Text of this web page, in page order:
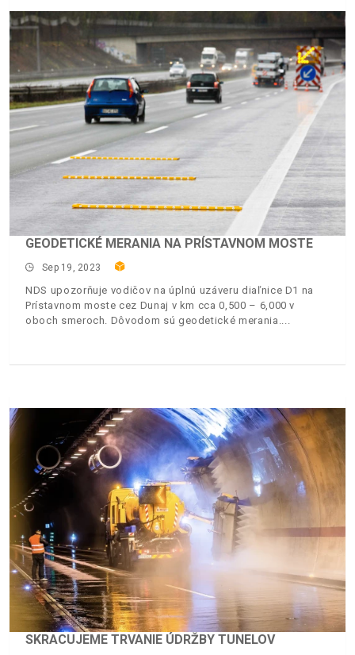
GEODETICKÉ MERANIA NA PRÍSTAVNOM MOSTE
Sep 19, 2023
NDS upozorňuje vodičov na úplnú uzáveru diaľnice D1 na
Prístavnom moste cez Dunaj v km cca 0,500 – 6,000 v
oboch smeroch. Dôvodom sú geodetické merania.
SKRACUJEME TRVANIE ÚDRŽBY TUNELOV